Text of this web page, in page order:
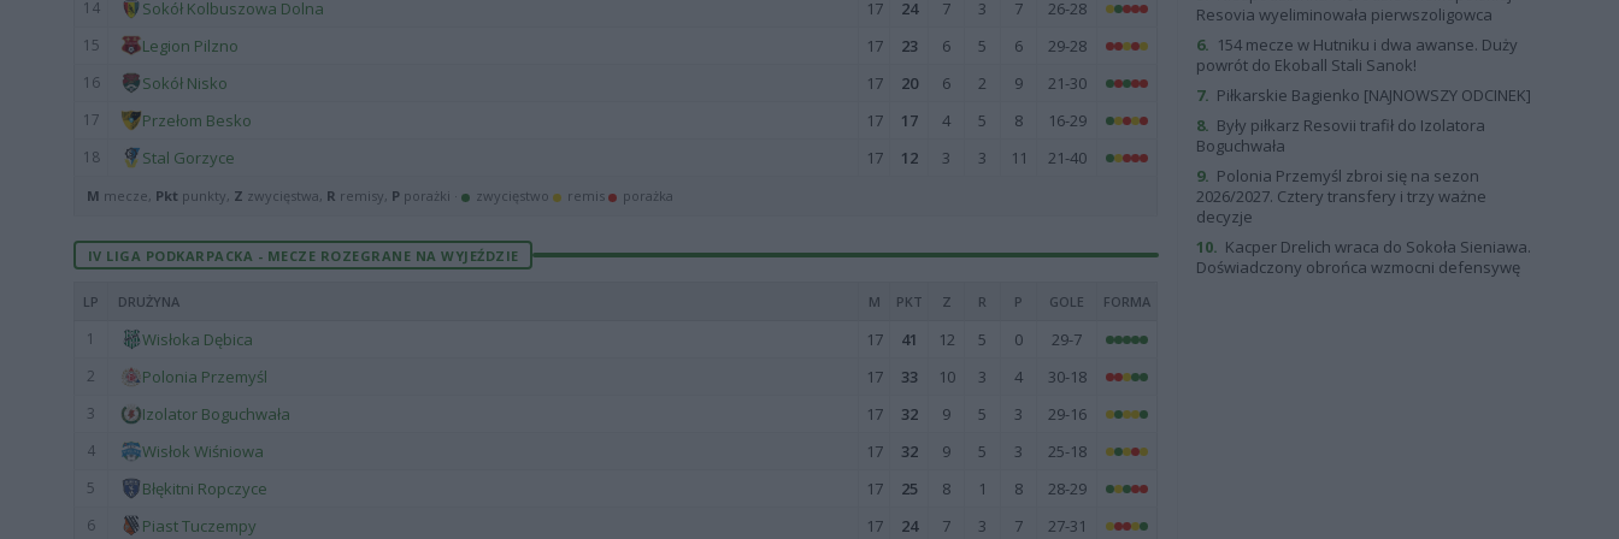
14 Sokół Kolbuszowa Dolna 17 24 7 3 7 26-28
15 Legion Pilzno 17 23 6 5 6 29-28
16 Sokół Nisko 17 20 6 2 9 21-30
17 Przełom Besko 17 17 4 5 8 16-29
18 Stal Gorzyce 17 12 3 3 11 21-40
M mecze, Pkt punkty, Z zwycięstwa, R remisy, P porażki · zwycięstwo remis porażka
IV LIGA PODKARPACKA - MECZE ROZEGRANE NA WYJEŹDZIE
LP DRUŻYNA M PKT Z R P GOLE FORMA
1 Wisłoka Dębica 17 41 12 5 0 29-7
2 Polonia Przemyśl 17 33 10 3 4 30-18
3 Izolator Boguchwała 17 32 9 5 3 29-16
4 Wisłok Wiśniowa 17 32 9 5 3 25-18
5 Błękitni Ropczyce 17 25 8 1 8 28-29
6 Piast Tuczempy 17 24 7 3 7 27-31
Resovia wyeliminowała pierwszoligowca
6. 154 mecze w Hutniku i dwa awanse. Duży
powrót do Ekoball Stali Sanok!
7. Piłkarskie Bagienko [NAJNOWSZY ODCINEK]
8. Były piłkarz Resovii trafił do Izolatora
Boguchwała
9. Polonia Przemyśl zbroi się na sezon
2026/2027. Cztery transfery i trzy ważne
decyzje
10. Kacper Drelich wraca do Sokoła Sieniawa.
Doświadczony obrońca wzmocni defensywę